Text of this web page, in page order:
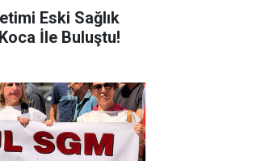
Eski Sağlık
İle Buluştu!